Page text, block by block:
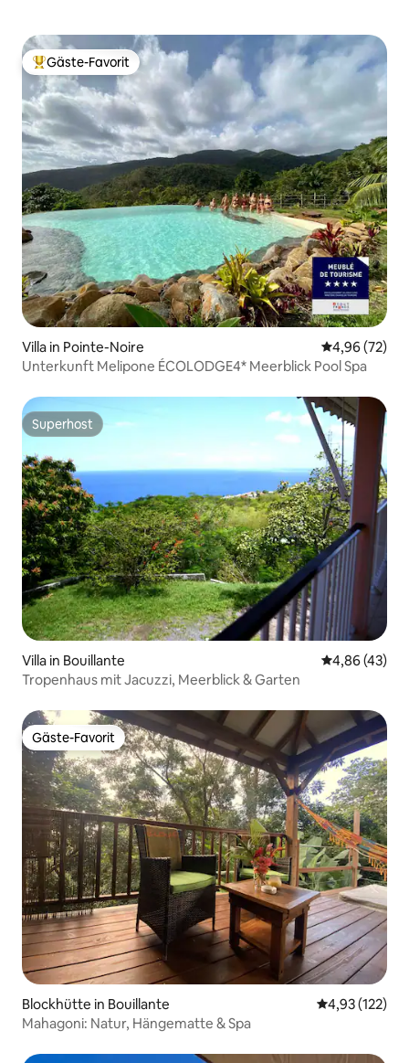
Beliebter Gäste-Favorit.
Gäste-Favorit
Villa in Pointe-Noire
4,96 (72)
Unterkunft Melipone ÉCOLODGE4* Meerblick Pool Spa
Superhost
Superhost
Villa in Bouillante
4,86 (43)
Tropenhaus mit Jacuzzi, Meerblick & Garten
Gäste-Favorit
Gäste-Favorit
Blockhütte in Bouillante
4,93 (122)
Mahagoni: Natur, Hängematte & Spa